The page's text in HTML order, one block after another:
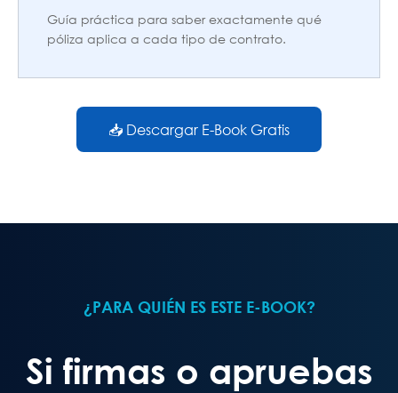
Guía práctica para saber exactamente qué
póliza aplica a cada tipo de contrato.
📥 Descargar E-Book Gratis
¿PARA QUIÉN ES ESTE E-BOOK?
Si firmas o apruebas